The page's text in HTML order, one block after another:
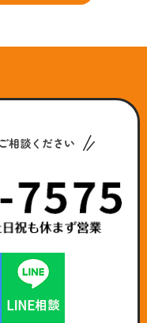
相談ください